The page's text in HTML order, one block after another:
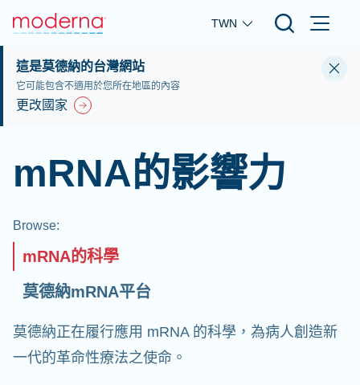
Skip to main content
TWN
這是莫德納的台灣網站
它可能包含不適用於您所在地區的內容
更改國家
mRNA的影響力
Browse:
mRNA的科學
莫德納mRNA平台
莫德納正在履行應用 mRNA 的科學，為病人創造新
一代的革命性療法之使命。